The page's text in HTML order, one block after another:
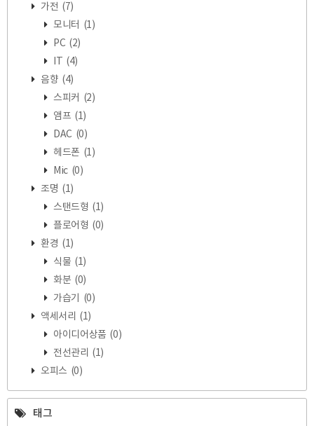
가전 (7)
모니터 (1)
PC (2)
IT (4)
음향 (4)
스피커 (2)
앰프 (1)
DAC (0)
헤드폰 (1)
Mic (0)
조명 (1)
스탠드형 (1)
플로어형 (0)
환경 (1)
식물 (1)
화분 (0)
가습기
(0)
액세서리 (1)
아이디어상품 (0)
전선관리 (1)
오피스 (0)
태그